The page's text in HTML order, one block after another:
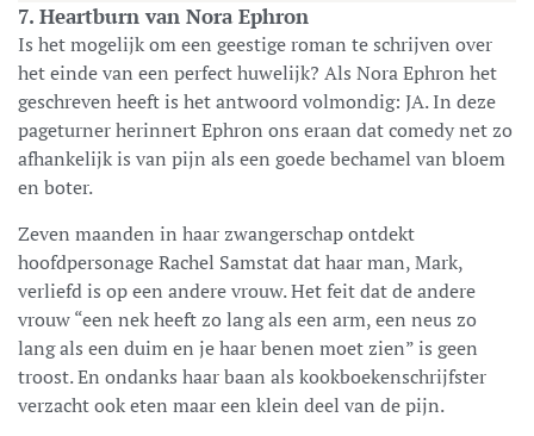
7. Heartburn van Nora Ephron
Is het mogelijk om een geestige roman te schrijven over
het einde van een perfect huwelijk? Als Nora Ephron het
geschreven heeft is het antwoord volmondig: JA. In deze
pageturner herinnert Ephron ons eraan dat comedy net zo
afhankelijk is van pijn als een goede bechamel van bloem
en boter.
Zeven maanden in haar zwangerschap ontdekt
hoofdpersonage Rachel Samstat dat haar man, Mark,
verliefd is op een andere vrouw. Het feit dat de andere
vrouw “een nek heeft zo lang als een arm, een neus zo
lang als een duim en je haar benen moet zien” is geen
troost. En ondanks haar baan als kookboekenschrijfster
verzacht ook eten maar een klein deel van de pijn.